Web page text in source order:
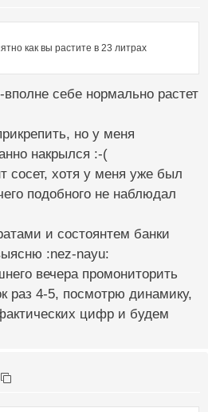
как вы растите в 23 литрах
себе нормально растет
но у меня
накрылся :-(
сосет, хотя у меня уже был
подобного не наблюдал
и состоянтем банки
:nez-nayu:
вечера промониторить
раз 4-5, посмотрю динамику,
цифр и будем